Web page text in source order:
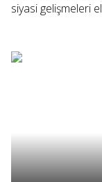
siyasi gelişmeleri